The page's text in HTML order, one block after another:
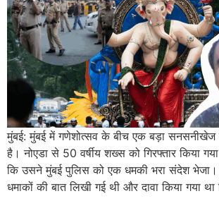
मुंबई: मुंबई में गणेशोत्सव के बीच एक बड़ा सनसनीखेज
है। नोएडा से 50 वर्षीय शख्स को गिरफ्तार किया
कि उसने मुंबई पुलिस को एक धमकी भरा संदेश भेजा।
धमाकों की बात लिखी गई थी और दावा किया गया